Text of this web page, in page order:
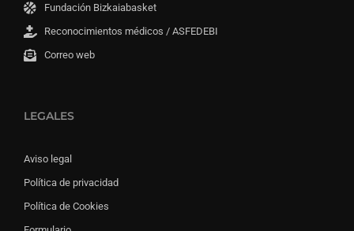
Fundación Bizkaiabasket
Reconocimientos médicos / ASFEDEBI
Correo web
LEGALES
Aviso legal
Política de privacidad
Política de Cookies